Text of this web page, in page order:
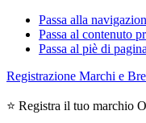
Passa alla
Passa al contenuto
Passa al piè di pagina
Registrazione Marchi e
⭐ Registra il tuo marchio